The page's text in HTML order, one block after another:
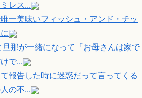
レス...
一美味いフィッシュ・アンド・チッ
旦那が一緒になって『お母さんは家で
で...
報告した時に迷惑だって言ってくる
の不...